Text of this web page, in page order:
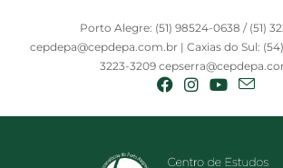
Porto Alegre: (51) 98524-0638 / (51)
cepdepa@cepdepa.com.br | Caxias do Sul:
3223-3209